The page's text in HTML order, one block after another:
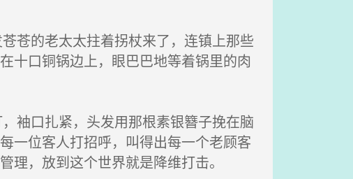
苍的老太太拄着拐杖来了，连镇上那些
十口铜锅边上，眼巴巴地等着锅里的肉
袖口扎紧，头发用那根素银簪子挽在脑
一位客人打招呼，叫得出每一个老顾客
，放到这个世界就是降维打击。